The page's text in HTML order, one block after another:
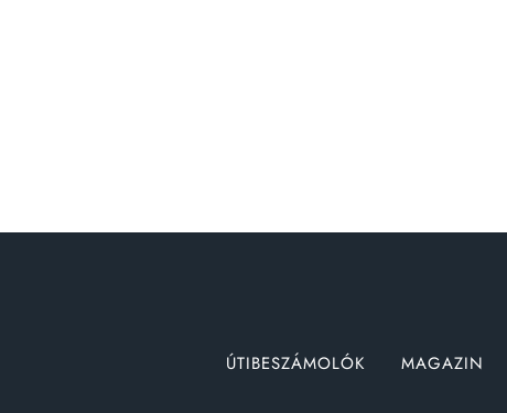
ÚTIBESZÁMOLÓK MAGAZIN